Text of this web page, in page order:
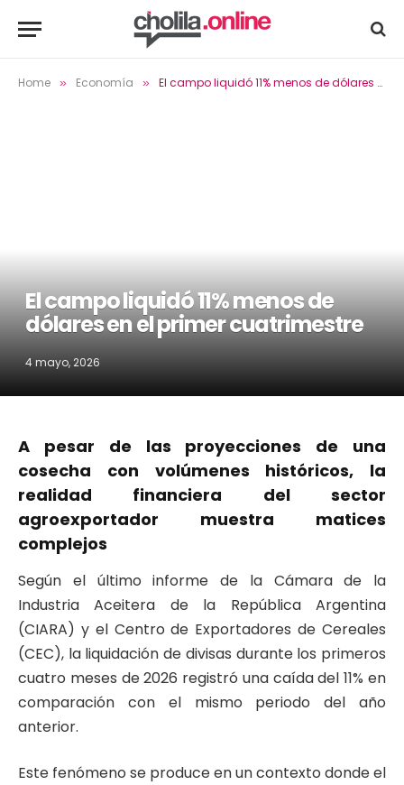
Home » Economía » El campo liquidó 11% menos de dólares en el primer cuatrimestre
El campo liquidó 11% menos de
dólares en el primer cuatrimestre
4 mayo, 2026
A pesar de las proyecciones de una
cosecha con volúmenes históricos, la
realidad financiera del sector
agroexportador muestra matices
complejos
Según el último informe de la Cámara de la
Industria Aceitera de la República Argentina
(CIARA) y el Centro de Exportadores de Cereales
(CEC), la liquidación de divisas durante los primeros
cuatro meses de 2026 registró una caída del 11% en
comparación con el mismo periodo del año
anterior.
Este fenómeno se produce en un contexto donde el